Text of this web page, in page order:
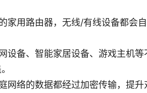
家用路由器，无线/有线设备都会
设备、智能家居设备、游戏主机
网络的数据都经过加密传输，提